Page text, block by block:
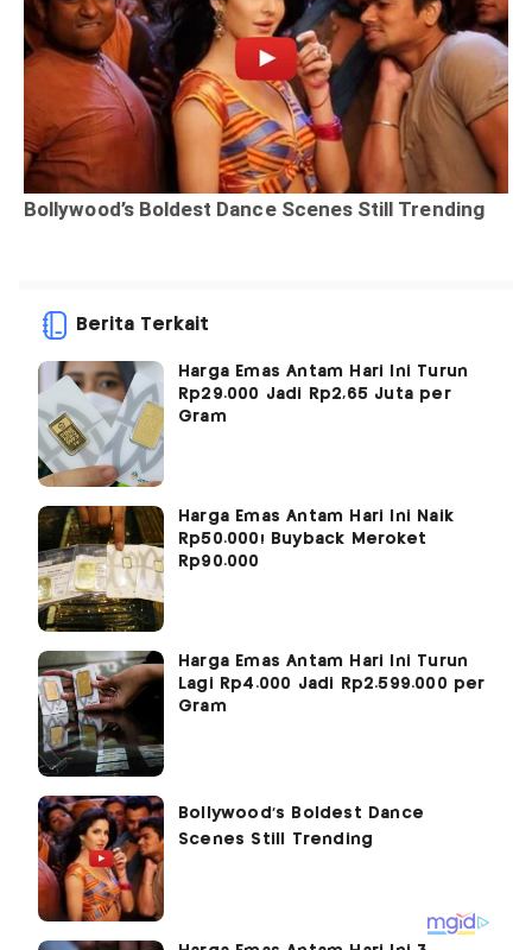
Berita Terkait
Harga Emas Antam Hari Ini Turun
Rp29.000 Jadi Rp2,65 Juta per
Gram
Harga Emas Antam Hari Ini Naik
Rp50.000! Buyback Meroket
Rp90.000
Harga Emas Antam Hari Ini Turun
Lagi Rp4.000 Jadi Rp2.599.000 per
Gram